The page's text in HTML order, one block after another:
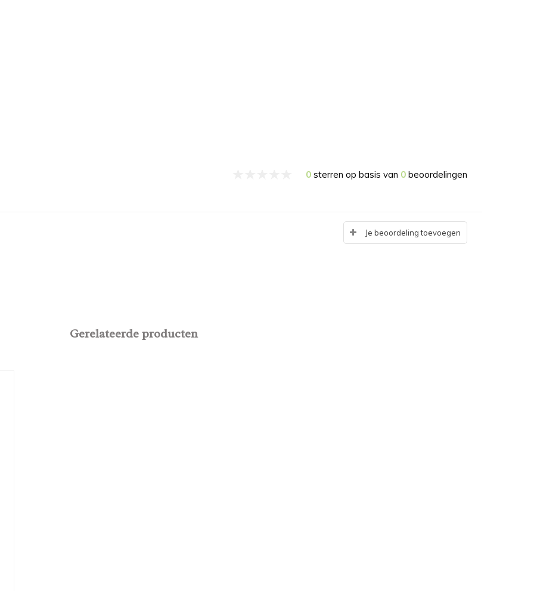
0 sterren op basis van 0 beoordelingen
Je beoordeling toevoegen
Gerelateerde producten